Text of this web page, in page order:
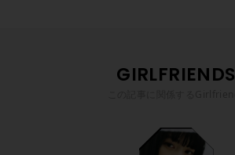
GIRLFRIENDS